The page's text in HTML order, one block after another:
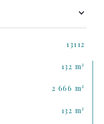
13112
132 m²
2 666 m²
132 m²